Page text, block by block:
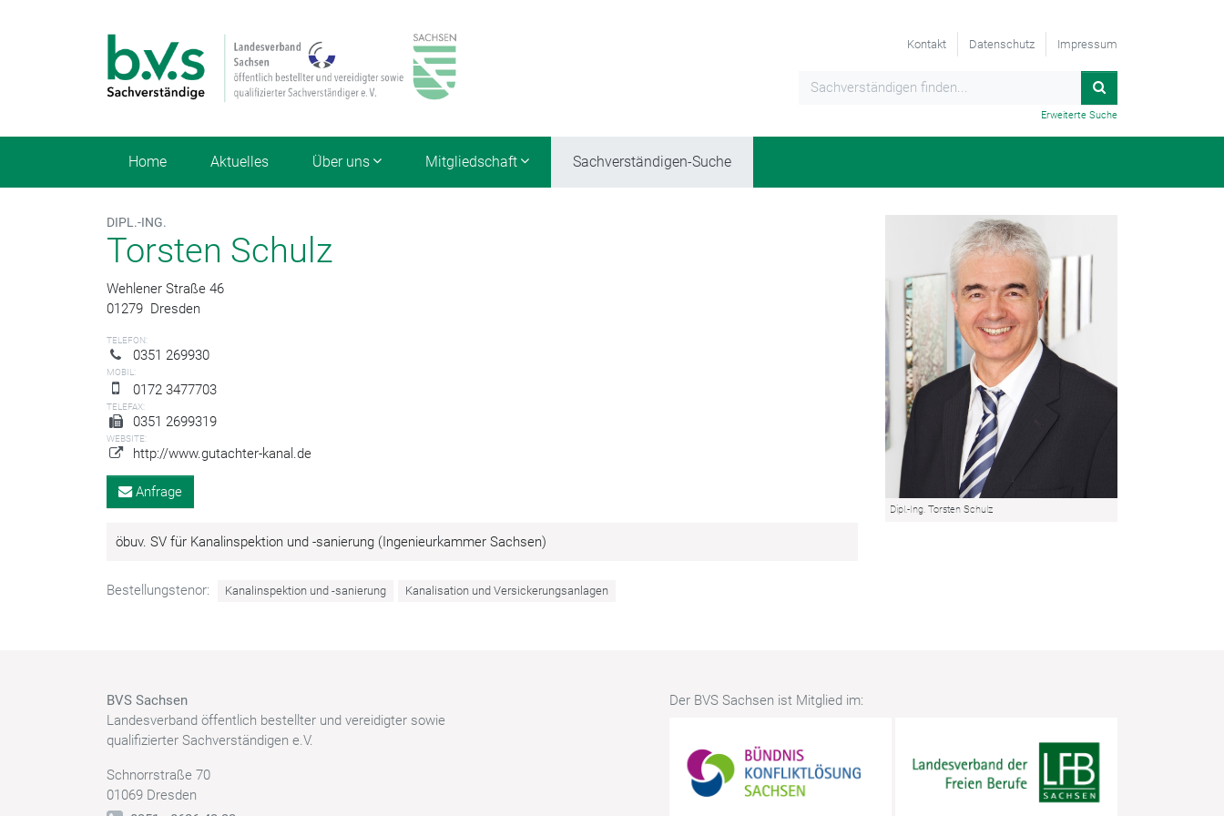
Kontakt Datenschutz Impressum
Erweiterte Suche
Home Aktuelles Über uns Mitgliedschaft Sachverständigen-Suche
DIPL.-ING.
Torsten Schulz
Wehlener Straße 46
01279 Dresden
TELEFON:
0351 269930
MOBIL:
0172 3477703
TELEFAX:
0351 2699319
WEBSITE:
http://www.gutachter-kanal.de
Anfrage
öbuv. SV für Kanalinspektion und -sanierung (Ingenieurkammer Sachsen)
Bestellungstenor: Kanalinspektion und -sanierung Kanalisation und Versickerungsanlagen
Dipl.-Ing. Torsten Schulz
BVS Sachsen
Landesverband öffentlich bestellter und vereidigter sowie
qualifizierter Sachverständigen e.V.
Schnorrstraße 70
01069 Dresden
Der BVS Sachsen ist Mitglied im: